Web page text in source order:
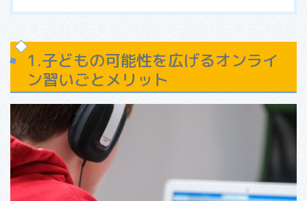
1.子どもの可能性を広げるオンライ
ン習いごとメリット